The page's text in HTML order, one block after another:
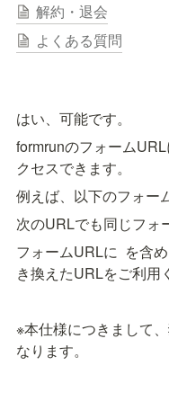
解約・退会
よくある質問
はい、可能です。
formrunのフォーム
クセスできます。
例えば、以下のフォー
次のURLでも同じフォ
フォームURLに を含
き換えたURLをご利用
※本仕様につきまして、
なります。